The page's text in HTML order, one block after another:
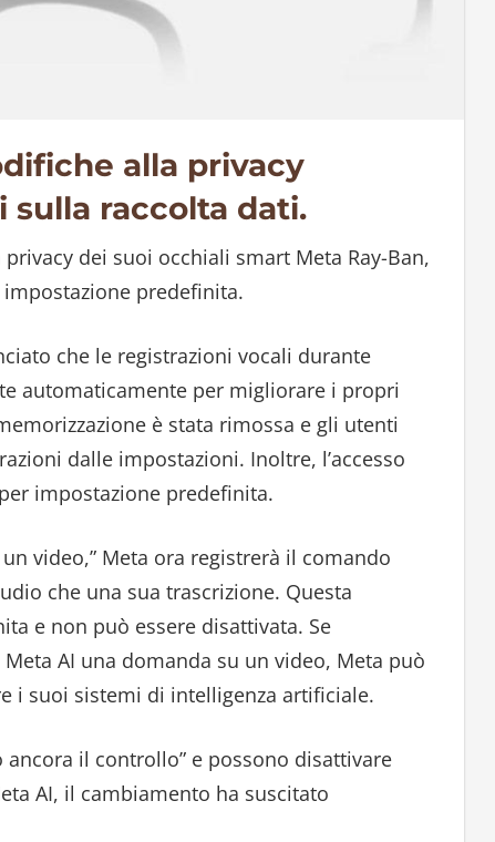
alla privacy
sulla raccolta dati.
dei suoi occhiali smart Meta Ray-Ban,
predefinita.
che le registrazioni vocali durante
automaticamente per migliorare i propri
è stata rimossa e gli utenti
dalle impostazioni. Inoltre, l’accesso
impostazione predefinita.
video,” Meta ora registrerà il comando
che una sua trascrizione. Questa
e non può essere disattivata. Se
AI una domanda su un video, Meta può
i suoi sistemi di intelligenza artificiale.
il controllo” e possono disattivare
AI, il cambiamento ha suscitato